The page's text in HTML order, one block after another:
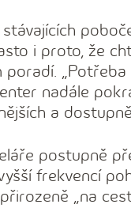
i proto, že
nadále
a
postupně
frekvencí
„na